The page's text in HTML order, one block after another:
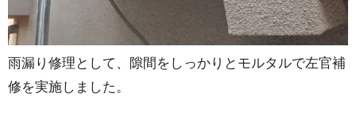
雨漏り修理として、隙間をしっかりとモルタルで左官補
修を実施しました。